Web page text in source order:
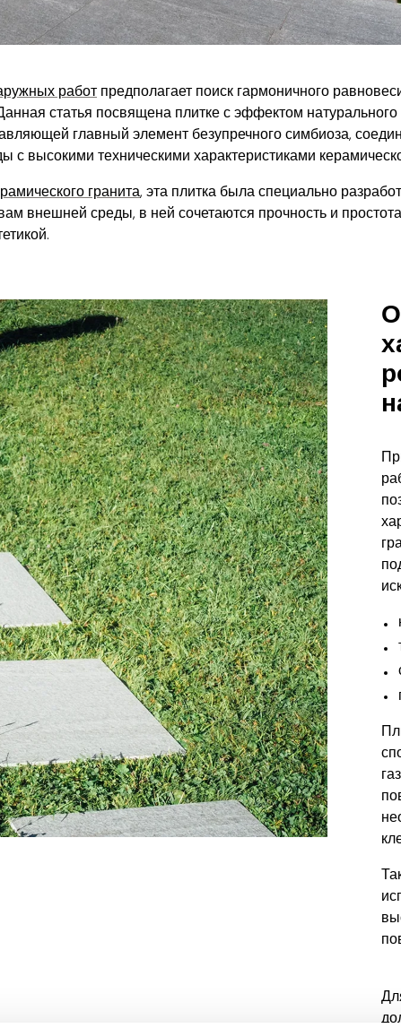
работ предполагает поиск гармоничного
статья посвящена плитке с эффектом
главный элемент безупречного симбиоза,
с высокими техническими характеристиками
гранита, эта плитка была специально
внешней среды, в ней сочетаются прочность и